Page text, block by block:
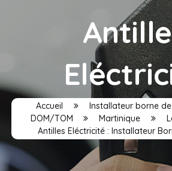
Accueil
Installateur borne
DOM/TOM
Martinique
Antilles Eléctricité : Installateur